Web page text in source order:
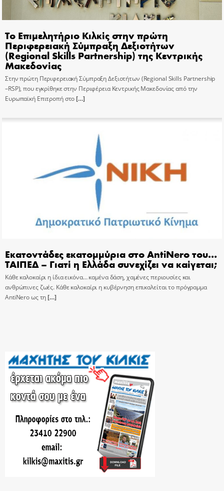
Το Επιμελητήριο Κιλκίς στην πρώτη
Περιφερειακή Σύμπραξη Δεξιοτήτων
(Regional Skills Partnership) της Κεντρικής
Μακεδονίας
Στην πρώτη Περιφερειακή Σύμπραξη Δεξιοτήτων (Regional Skills Partnership
–RSP), που εγκρίθηκε στην Περιφέρεια Κεντρικής Μακεδονίας από την
Ευρωπαϊκή Επιτροπή στο[…]
Εκατοντάδες εκατομμύρια στο AntiNero του…
ΤΑΙΠΕΔ – Γιατί η Ελλάδα συνεχίζει να καίγεται;
Κάθε καλοκαίρι η ίδια εικόνα… καμένα δάση, χαμένες περιουσίες και
ανθρώπινες ζωές. Κάθε καλοκαίρι η κυβέρνηση επικαλείται το πρόγραμμα
AntiNero ως τη[…]